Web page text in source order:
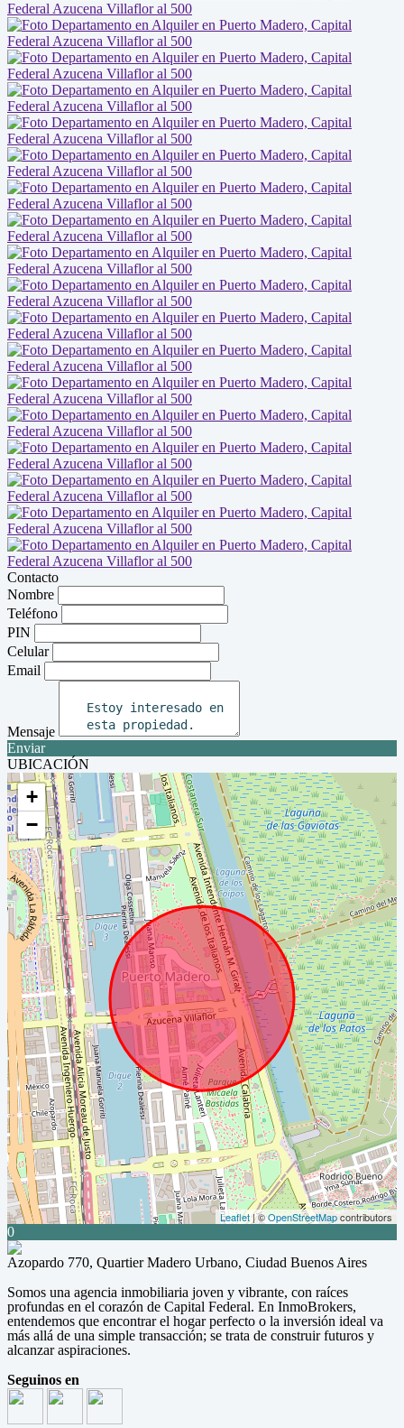
Contacto
Nombre
Teléfono
PIN
Celular
Email
Mensaje
Enviar
UBICACIÓN
+
−
Leaflet | ©OpenStreetMapcontributors
0
Azopardo 770, Quartier Madero Urbano, Ciudad Buenos Aires
Somos una agencia inmobiliaria joven y vibrante, con raíces
profundas en el corazón de Capital Federal. En InmoBrokers,
entendemos que encontrar el hogar perfecto o la inversión ideal va
más allá de una simple transacción; se trata de construir futuros y
alcanzar aspiraciones.
Seguinos en